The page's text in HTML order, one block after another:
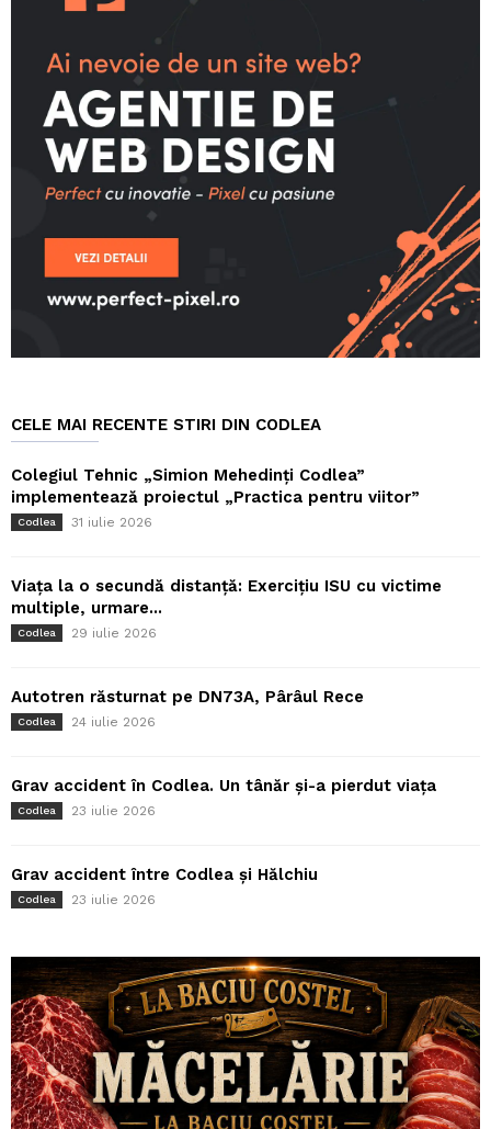
CELE MAI RECENTE STIRI DIN CODLEA
Colegiul Tehnic „Simion Mehedinți Codlea”
implementează proiectul „Practica pentru viitor”
Codlea 31 iulie 2026
Viața la o secundă distanță: Exercițiu ISU cu victime
multiple, urmare...
Codlea 29 iulie 2026
Autotren răsturnat pe DN73A, Pârâul Rece
Codlea 24 iulie 2026
Grav accident în Codlea. Un tânăr și-a pierdut viața
Codlea 23 iulie 2026
Grav accident între Codlea și Hălchiu
Codlea 23 iulie 2026